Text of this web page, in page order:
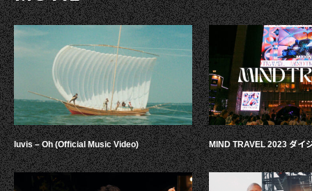
luvis – Oh (Official Music Video) MIND TRAVEL 2023 ダイ